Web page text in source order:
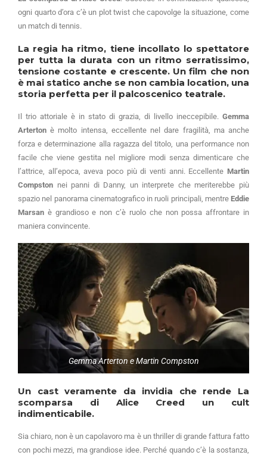
ogni quarto d’ora c’è un plot twist che capovolge la situazione, come
un match di tennis.
La regia ha ritmo, tiene incollato lo spettatore
per tutta la durata con un ritmo serratissimo,
tensione costante e crescente. Un film che non
è mai statico anche se non cambia location, una
storia perfetta per il palcoscenico teatrale.
Il trio attoriale è in stato di grazia, di livello ineccepibile. Gemma
Arterton è molto intensa, eccellente nel dare fragilità, ma anche
forza e determinazione alla ragazza del titolo, una performance non
facile che viene gestita nel migliore modi senza dimenticare che
l’attrice, all’epoca, aveva poco più di venti anni. Eccellente Martin
Compston nei panni di Danny, un interprete che meriterebbe più
spazio nel panorama cinematografico in ruoli principali, mentre Eddie
Marsan è grandioso e non c’è ruolo che non possa affrontare in
maniera convincente.
Gemma Arterton e Martin Compston
Un cast veramente da invidia che rende La
scomparsa di Alice Creed un cult
indimenticabile.
Sia chiaro, non è un capolavoro ma è un thriller di grande fattura fatto
con pochi mezzi, ma grandiose idee. Perché quando c’è la sostanza,